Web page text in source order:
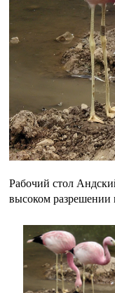
Рабочий стол
высоком разрешении